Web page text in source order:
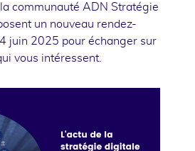
la communauté ADN Stratégie
un nouveau rendez-
juin 2025 pour échanger sur
vous intéressent.